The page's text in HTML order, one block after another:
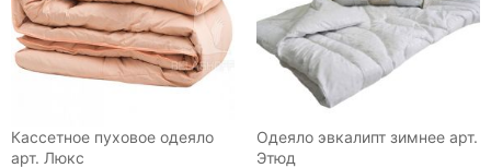
Кассетное пуховое одеяло
арт. Люкс
Одеяло эвкалипт зимнее арт.
Этюд